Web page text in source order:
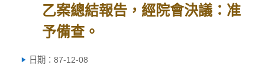
乙案總結報告，經院會決議：准
予備查。
日期：87-12-08